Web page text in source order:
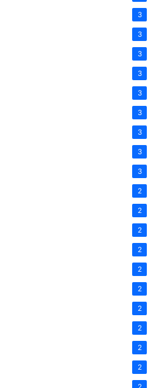
3
3
3
3
3
3
3
3
3
2
2
2
2
2
2
2
2
2
2